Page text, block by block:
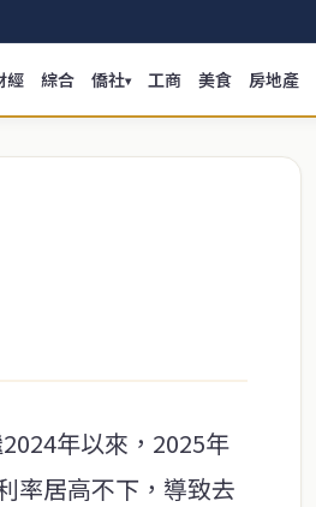
經 綜合 僑社▾ 工商 美食 房地產
年以來，2025年
率居高不下，導致去